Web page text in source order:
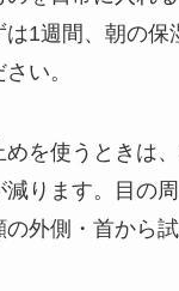
は1週間、朝の保
い。
を使うときは
ります。目の
の外側・首から